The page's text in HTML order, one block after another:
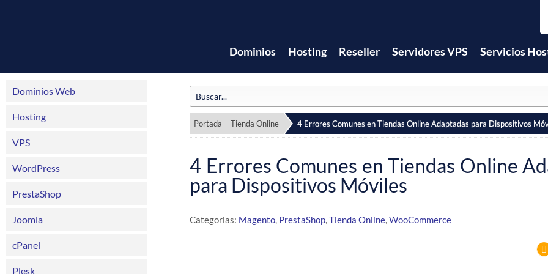
Dominios Hosting Reseller Servidores VPS Servicios
Dominios Web
Hosting
VPS
WordPress
PrestaShop
Joomla
cPanel
Plesk
Portada Tienda Online 4 Errores Comunes en Tiendas Online Adaptadas para Dispositivos
4 Errores Comunes en Tiendas Online
para Dispositivos Móviles
Categorias: Magento, PrestaShop,Tienda Online,WooCommerce